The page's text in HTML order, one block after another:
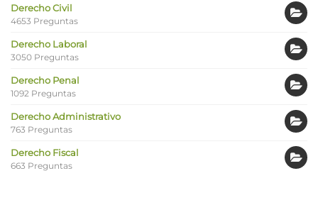
Derecho Civil
4653 Preguntas
Derecho Laboral
3050 Preguntas
Derecho Penal
1092 Preguntas
Derecho Administrativo
763 Preguntas
Derecho Fiscal
663 Preguntas